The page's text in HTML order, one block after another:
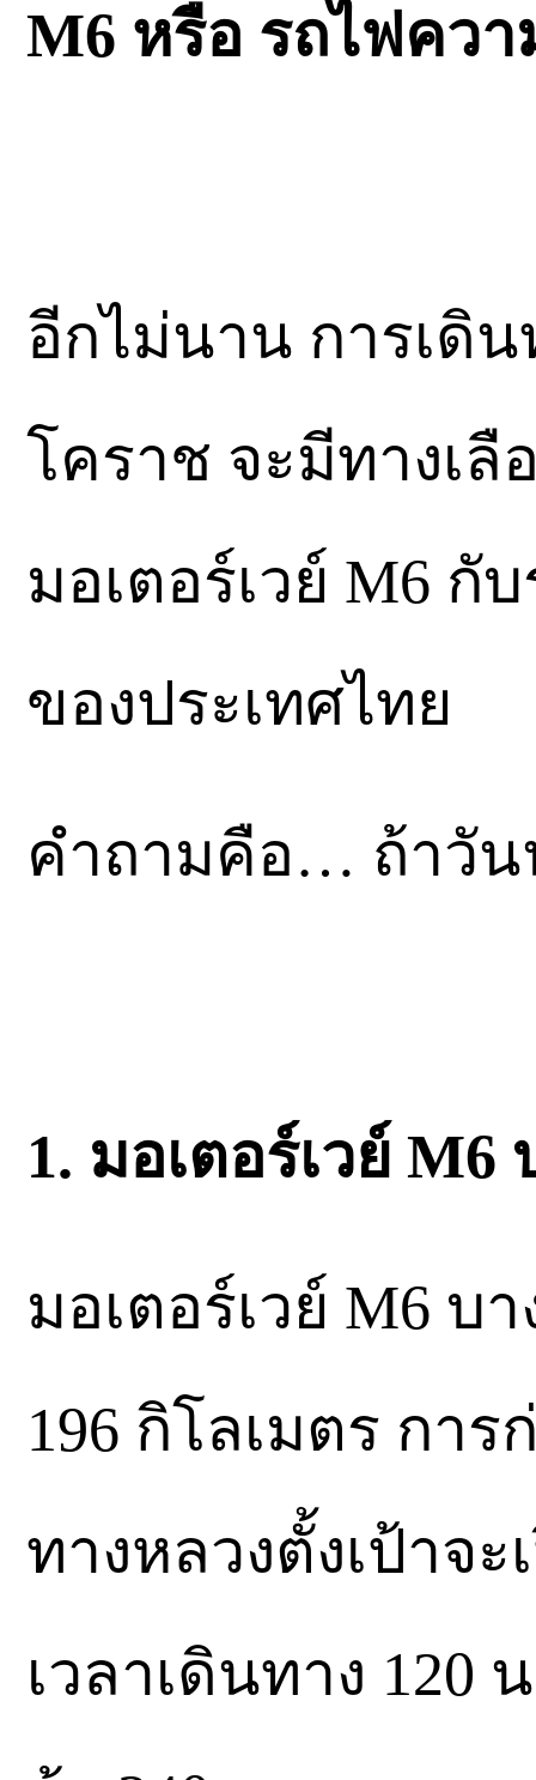
M6 หรือ รถไฟควา
อีกไม่นาน การเดิน
โคราช จะมีทางเลื
มอเตอร์เวย์ M6 กั
ของประเทศไทย
คำถามคือ… ถ้าวัน
1. มอเตอร์เวย์
มอเตอร์เวย์ M6 บ
196 กิโลเมตร กา
ทางหลวงตั้งเป้าจ
เวลาเดินทาง 120